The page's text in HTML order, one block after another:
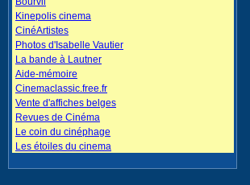
Kinepolis cinema
CinéArtistes
Photos d'Isabelle Vautier
La bande à Lautner
Aide-mémoire
Cinemaclassic.free.fr
Vente d'affiches belges
Revues de Cinéma
Le coin du cinéphage
Les étoiles du cinema